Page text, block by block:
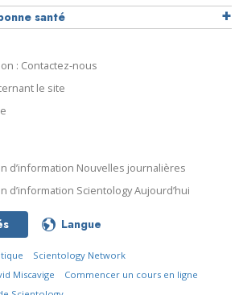
santé
: Contactez-nous
le site
d’information Nouvelles journalières
d’information Scientology Aujourd’hui
Langue
Scientology Network
Miscavige
Commencer un cours en ligne